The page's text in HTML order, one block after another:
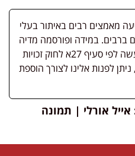
מאמצים רבים באיתור בעלי
ברבים. במידה ופורסמה מדיה
שבעליה אינו ידוע, השימוש נעשה לפי סעיף 27א לחוק זכויות
לפנות אלינו לצורך הוספת
אורלי | תמונה